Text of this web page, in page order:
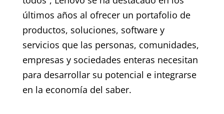
últimos años al ofrecer un portafolio de
productos, soluciones, software y
servicios que las personas, comunidades,
empresas y sociedades enteras necesitan
para desarrollar su potencial e integrarse
en la economía del saber.